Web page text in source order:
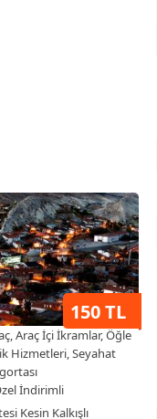
Araç İçi İkramlar, Öğle
Hizmetleri, Seyahat
İndirimli
Kesin Kalkışlı
Beypazarı Turu
150 TL